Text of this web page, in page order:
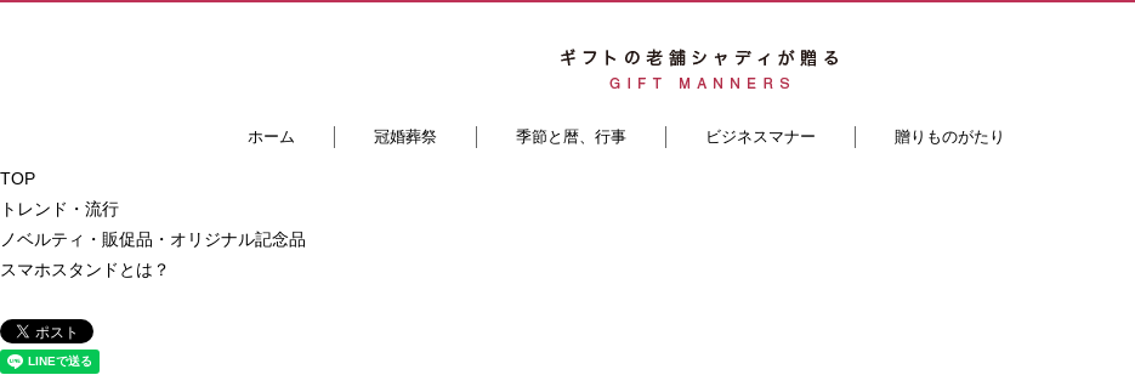
ホーム 冠婚葬祭 季節と暦、行事 ビジネスマナー 贈りものがたり
TOP
トレンド・流行
ノベルティ・販促品・オリジナル記念品
スマホスタンドとは？